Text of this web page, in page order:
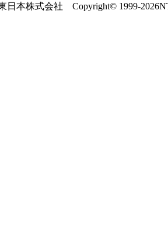
日本株式会社 Copyright© 1999-